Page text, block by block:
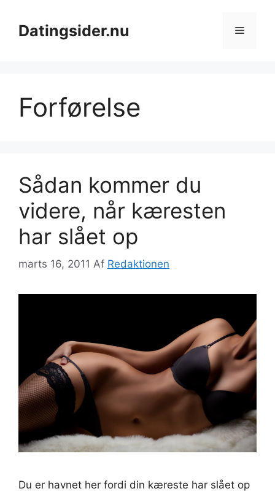
indholdDatingsider.nu Menu
Forførelse
Sådan kommer du
videre, når kæresten
har slået op
marts 16, 2011 Af Redaktionen
Du er havnet her fordi din kæreste har slået op